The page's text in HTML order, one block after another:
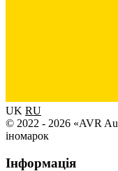
UK RU
© 2022 - 2026 «AVR
іномарок
Інформація